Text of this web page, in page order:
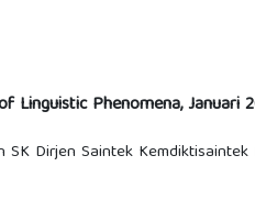
Linguistic Phenomena, Januari
SK Dirjen Saintek